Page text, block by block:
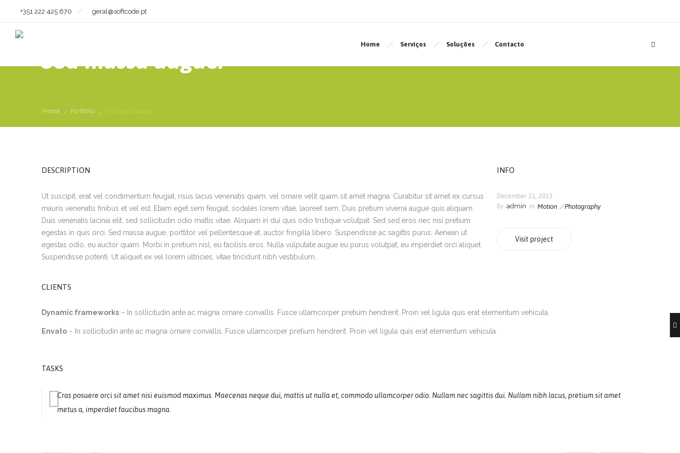
+351 222 425 670 geral@softcode.pt
Home Serviços Soluções Contacto
Sed massa augue.
Home Portfolio Sed massa augue.
DESCRIPTION
Ut suscipit, erat vel condimentum feugiat, risus lacus venenatis quam, vel ornare velit quam sit amet magna. Curabitur sit amet ex cursus
mauris venenatis finibus et vel est. Etiam eget sem feugiat, sodales lorem vitae, laoreet sem. Duis pretium viverra augue quis aliquam.
Duis venenatis lacinia elit, sed sollicitudin odio mattis vitae. Aliquam in dui quis odio tristique volutpat. Sed sed eros nec nisi pretium
egestas in quis orci. Sed massa augue, porttitor vel pellentesque at, auctor fringilla libero. Suspendisse ac sagittis purus. Aenean ut
egestas odio, eu auctor quam. Morbi in pretium nisl, eu facilisis eros. Nulla vulputate augue eu purus volutpat, eu imperdiet orci aliquet.
Suspendisse potenti. Ut aliquet ex vel lorem ultricies, vitae tincidunt nibh vestibulum.
INFO
December 11, 2013
by admin in Motion Photography
Visit project
CLIENTS
Dynamic frameworks – In sollicitudin ante ac magna ornare convallis. Fusce ullamcorper pretium hendrerit. Proin vel ligula quis erat elementum vehicula.
Envato – In sollicitudin ante ac magna ornare convallis. Fusce ullamcorper pretium hendrerit. Proin vel ligula quis erat elementum vehicula.
TASKS
Cras posuere orci sit amet nisi euismod maximus. Maecenas neque dui, mattis ut nulla et, commodo ullamcorper odio. Nullam nec sagittis dui. Nullam nibh lacus, pretium sit amet
metus a, imperdiet faucibus magna.